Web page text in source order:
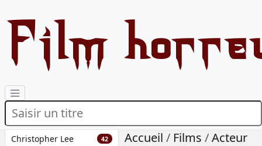
Film
Christopher Lee 42 Accueil Films
Acteur